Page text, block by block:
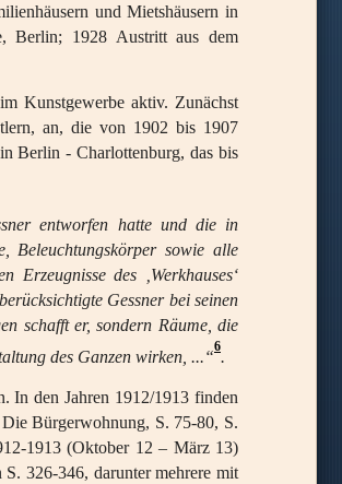
und Mietshäusern in
Berlin; 1928 Austritt aus dem
Kunstgewerbe aktiv. Zunächst
an, die von 1902 bis 1907
Berlin - Charlottenburg, das bis
entworfen hatte und die in
Beleuchtungskörper sowie alle
des ‚Werkhauses‘
Gessner bei seinen
schafft er, sondern Räume, die
des Ganzen wirken, ...“
6
.
In den Jahren 1912/1913 finden
Bürgerwohnung, S. 75-80, S.
1913 (Oktober 12 – März 13)
326-346, darunter mehrere mit